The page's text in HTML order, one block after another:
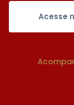
Acesse